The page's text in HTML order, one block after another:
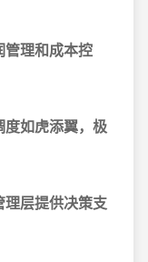
管理和成本控
如虎添翼，极
层提供决策支